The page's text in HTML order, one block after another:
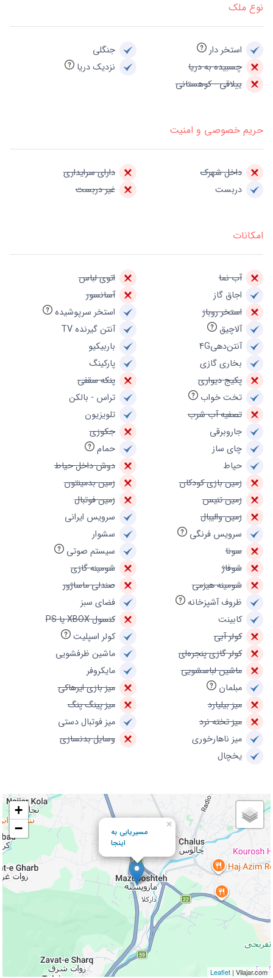
نوع ملک
استخر دار
جنگلی
چسبیده به دریا
نزدیک دریا
ییلاقی - کوهستانی
حریم خصوصی و امنیت
داخل شهرک
دارای سرایداری
دربست
غیر دربست
امکانات
آب نما
اتوی لباس
اجاق گاز
آسانسور
استخر روباز
استخر سرپوشیده
آلاچیق
آنتن گیرنده TV
آنتن‌دهی4G
باربیکیو
بخاری گازی
پارکینگ
پکیج دیواری
پنکه سقفی
تخت خواب
تراس - بالکن
تصفیه آب شرب
تلویزیون
جاروبرقی
جکوزی
چای ساز
حمام
حیاط
دوش داخل حیاط
زمین بازی کودکان
زمین بدمینتون
زمین تنیس
زمین فوتبال
زمین والیبال
سرویس ایرانی
سرویس فرنگی
سشوار
سونا
سیستم صوتی
شوفاژ
شومینه گازی
شومینه هیزمی
صندلی ماساژور
ظروف آشپزخانه
فضای سبز
کابینت
کنسول XBOX یا PS
کولر آبی
کولر اسپلیت
کولر گازی پنجره‌ای
ماشین ظرفشویی
ماشین لباسشویی
مایکروفر
مبلمان
میز بازی ایرهاکی
میز بیلیارد
میز پینگ پنگ
میز تخته نرد
میز فوتبال دستی
میز ناهارخوری
وسایل بدنسازی
یخچال
مسیریابی به
اینجا
×
+
−
Leaflet | Vilajar.com